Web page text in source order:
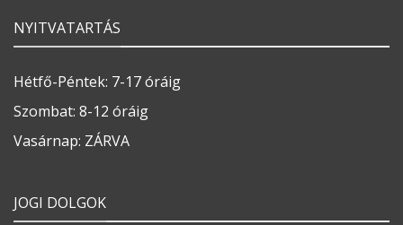
NYITVATARTÁS
Hétfő-Péntek: 7-17 óráig
Szombat: 8-12 óráig
Vasárnap: ZÁRVA
JOGI DOLGOK